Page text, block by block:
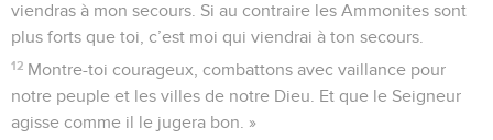
viendras à mon secours. Si au contraire les Ammonites sont
plus forts que toi, c’est moi qui viendrai à ton secours.
12 Montre-toi courageux, combattons avec vaillance pour
notre peuple et les villes de notre Dieu. Et que le Seigneur
agisse comme il le jugera bon. »